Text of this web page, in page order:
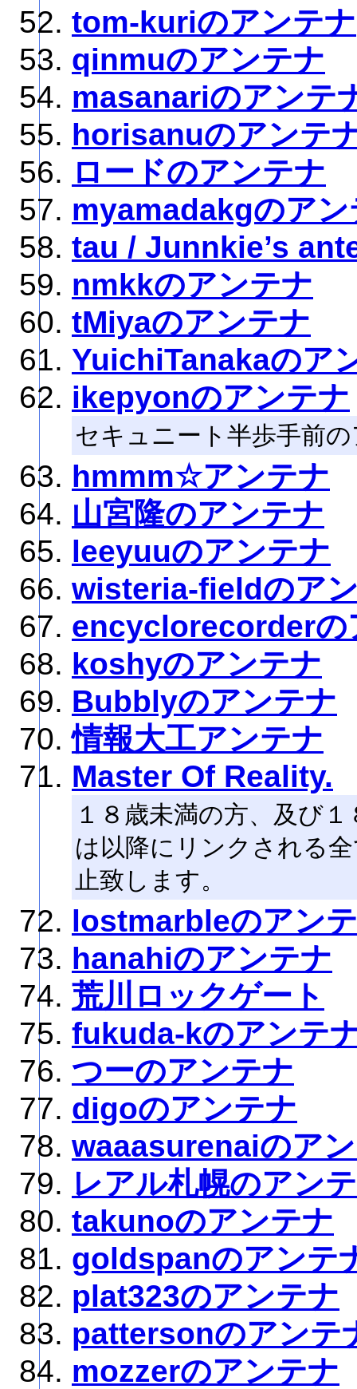
tom-kuriのアンテナ
qinmuのアンテナ
masanariのアンテ
horisanuのアンテ
ロードのアンテナ
myamadakgのアン
tau / Junnkie’s
nmkkのアンテナ
tMiyaのアンテナ
YuichiTanakaのア
ikepyonのアンテナ
セキュニート半歩手前
hmmm☆アンテナ
山宮隆のアンテナ
leeyuuのアンテナ
wisteria-fieldのア
encyclorecorderの
koshyのアンテナ
Bubblyのアンテナ
情報大工アンテナ
Master Of Reality.
１８歳未満の方、及び
は以降にリンクされる
止致します。
lostmarbleのアン
hanahiのアンテナ
荒川ロックゲート
fukuda-kのアンテ
つーのアンテナ
digoのアンテナ
waaasurenaiのア
レアル札幌のアン
takunoのアンテナ
goldspanのアンテ
plat323のアンテナ
pattersonのアンテ
mozzerのアンテナ